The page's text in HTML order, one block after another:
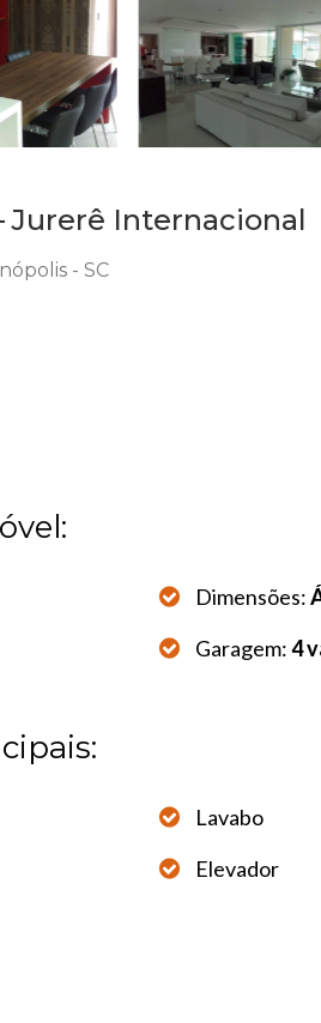
Jurerê Internacional
- SC
Dimensões:
Garagem:4
Lavabo
Elevador